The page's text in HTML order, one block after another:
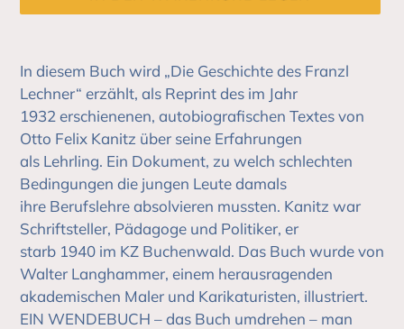
wird
zum
Warenkorb
hinzugefügt
In diesem Buch wird „Die Geschichte des Franzl
Lechner“ erzählt, als Reprint des im Jahr
1932 erschienenen, autobiografischen Textes von
Otto Felix Kanitz über seine Erfahrungen
als Lehrling. Ein Dokument, zu welch schlechten
Bedingungen die jungen Leute damals
ihre Berufslehre absolvieren mussten. Kanitz war
Schriftsteller, Pädagoge und Politiker, er
starb 1940 im KZ Buchenwald. Das Buch wurde von
Walter Langhammer, einem herausragenden
akademischen Maler und Karikaturisten, illustriert.
EIN WENDEBUCH – das Buch umdrehen – man